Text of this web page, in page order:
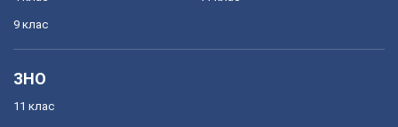
9 клас
ЗНО
11 клас